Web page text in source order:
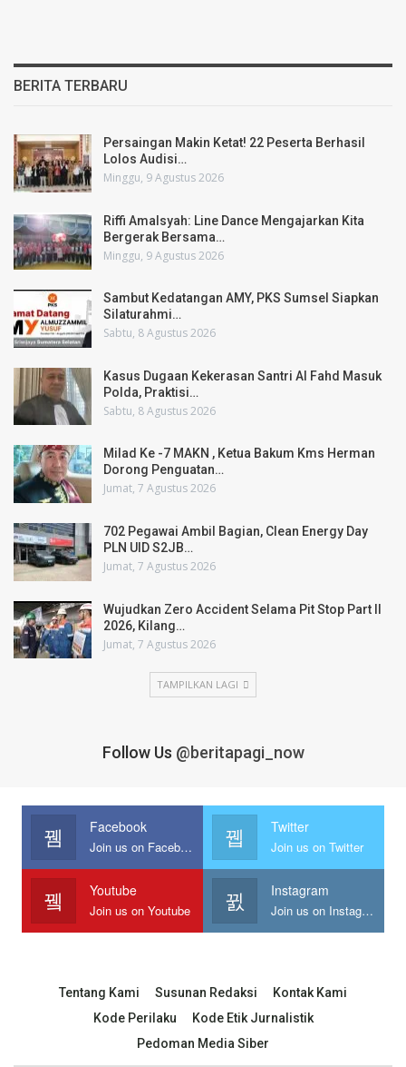
BERITA TERBARU
Persaingan Makin Ketat! 22 Peserta Berhasil
Lolos Audisi…
Minggu, 9 Agustus 2026
Riffi Amalsyah: Line Dance Mengajarkan Kita
Bergerak Bersama…
Minggu, 9 Agustus 2026
Sambut Kedatangan AMY, PKS Sumsel Siapkan
Silaturahmi…
Sabtu, 8 Agustus 2026
Kasus Dugaan Kekerasan Santri Al Fahd Masuk
Polda, Praktisi…
Sabtu, 8 Agustus 2026
Milad Ke -7 MAKN , Ketua Bakum Kms Herman
Dorong Penguatan…
Jumat, 7 Agustus 2026
702 Pegawai Ambil Bagian, Clean Energy Day
PLN UID S2JB…
Jumat, 7 Agustus 2026
Wujudkan Zero Accident Selama Pit Stop Part II
2026, Kilang…
Jumat, 7 Agustus 2026
TAMPILKAN LAGI
Follow Us @beritapagi_now
Facebook
Join us on Facebook
Twitter
Join us on Twitter
Youtube
Join us on Youtube
Instagram
Join us on Instagram
Tentang Kami Susunan Redaksi
Kontak Kami
Kode Perilaku
Kode Etik Jurnalistik
Pedoman Media Siber